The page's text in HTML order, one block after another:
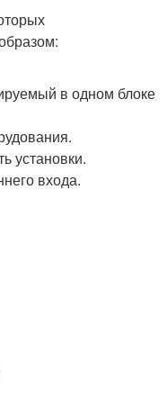
в одном блоке
установки.
входа.